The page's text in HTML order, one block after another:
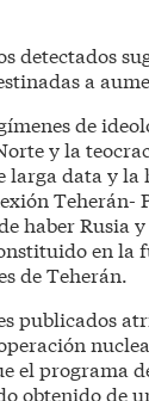
detectados
a
de
y la
larga data y
Teherán-
haber Rusia
en
de Teherán.
publicados
el programa
obtenido de